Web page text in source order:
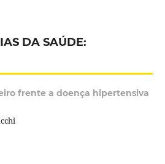
DA SAÚDE:
frente a doença hipertensiva